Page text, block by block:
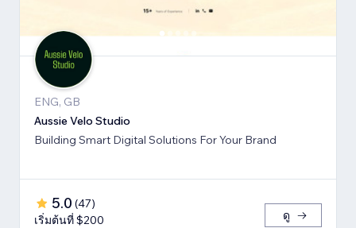
ENG, GB
Aussie Velo Studio
Building Smart Digital Solutions For Your Brand
5.0 (47)
เริ่มต้นที่ $200
ดู